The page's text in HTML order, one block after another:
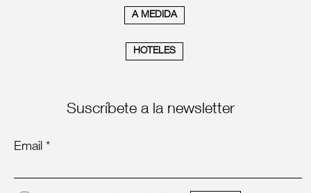
A MEDIDA
HOTELES
Suscríbete a la newsletter
Email *